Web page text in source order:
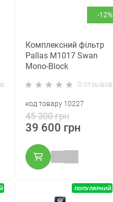
-12%
Комплексний фільтр
Pallas М1017 Swan
Mono-Block
0 отзывов
код товару 10227
45 300 грн
39 600 грн
ПОПУЛЯРНИЙ